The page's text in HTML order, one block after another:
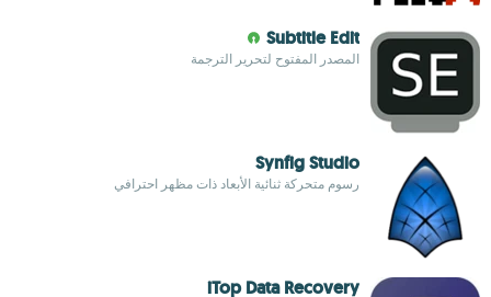
Subtitle Edit
المصدر المفتوح لتحرير الترجمة
Synfig Studio
رسوم متحركة ثنائية الأبعاد ذات مظهر احترافي
iTop Data Recovery